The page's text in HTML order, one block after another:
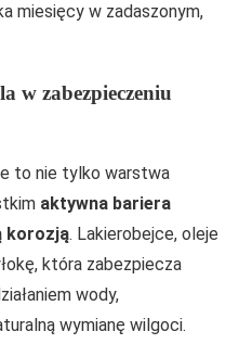
miesięcy w zadaszonym,
w zabezpieczeniu
to nie tylko warstwa
aktywna bariera
korozją. Lakierobejce, oleje
która zabezpiecza
wody,
wymianę wilgoci.